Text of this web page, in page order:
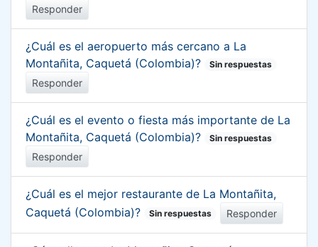
Responder
¿Cuál es el aeropuerto más cercano a La
Montañita, Caquetá (Colombia)?
Sin respuestas
Responder
¿Cuál es el evento o fiesta más importante de La
Montañita, Caquetá (Colombia)?
Sin respuestas
Responder
¿Cuál es el mejor restaurante de La Montañita,
Caquetá (Colombia)?
Sin respuestas Responder